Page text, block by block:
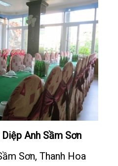
Anh Sầm Sơn
Sơn, Thanh Hoa